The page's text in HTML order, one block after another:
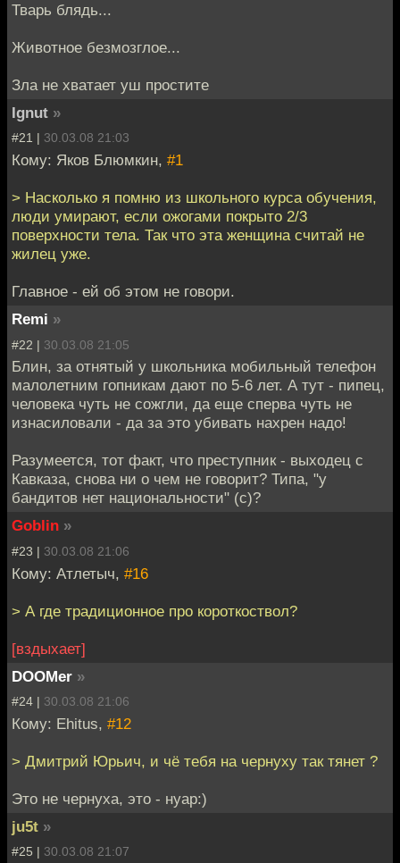
Тварь блядь...
Животное безмозглое...
Зла не хватает уш простите
Ignut »
#21 | 30.03.08 21:03
Кому: Яков Блюмкин, #1
> Насколько я помню из школьного курса обучения,
люди умирают, если ожогами покрыто 2/3
поверхности тела. Так что эта женщина считай не
жилец уже.
Главное - ей об этом не говори.
Remi »
#22 | 30.03.08 21:05
Блин, за отнятый у школьника мобильный телефон
малолетним гопникам дают по 5-6 лет. А тут - пипец,
человека чуть не сожгли, да еще сперва чуть не
изнасиловали - да за это убивать нахрен надо!
Разумеется, тот факт, что преступник - выходец с
Кавказа, снова ни о чем не говорит? Типа, "у
бандитов нет национальности" (с)?
Goblin »
#23 | 30.03.08 21:06
Кому: Атлетыч, #16
> А где традиционное про короткоствол?
[вздыхает]
DOOMer »
#24 | 30.03.08 21:06
Кому: Ehitus, #12
> Дмитрий Юрьич, и чё тебя на чернуху так тянет ?
Это не чернуха, это - нуар:)
ju5t »
#25 | 30.03.08 21:07